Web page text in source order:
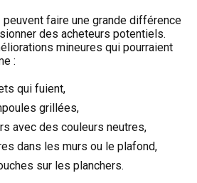
faire une grande différence
des acheteurs potentiels.
mineures qui pourraient
:
qui fuient,
grillées,
avec des couleurs neutres,
dans les murs ou le plafond,
sur les planchers.